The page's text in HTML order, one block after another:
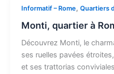
Informatif – Rome, Quartiers
Monti, quartier à
Découvrez Monti, le
ses ruelles pavées
et ses trattorias